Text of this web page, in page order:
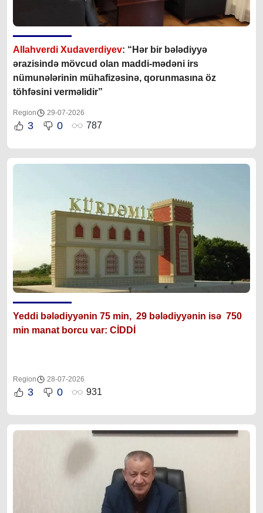
Allahverdi Xudaverdiyev: “Hər bir bələdiyyə
ərazisində mövcud olan maddi-mədəni irs
nümunələrinin mühafizəsinə, qorunmasına öz
töhfəsini verməlidir”
Region 29-07-2026
3 0 787
Yeddi bələdiyyənin 75 min, 29 bələdiyyənin isə 750
min manat borcu var: CİDDİ
Region 28-07-2026
3 0 931